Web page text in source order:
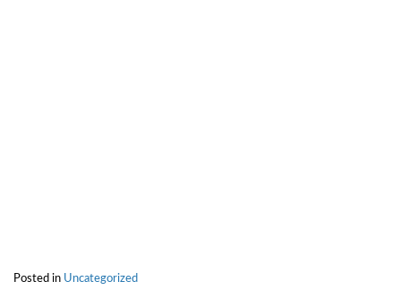
Posted in Uncategorized